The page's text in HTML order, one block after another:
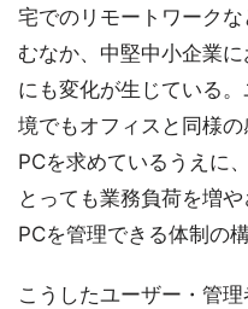
宅でのリモートワーク
むなか、中堅中小企業
にも変化が生じている
境でもオフィスと同様
PCを求めているうえに
とっても業務負荷を増
PCを管理できる体制の
こうしたユーザー・管